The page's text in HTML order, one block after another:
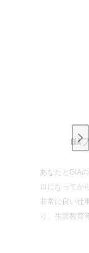
GIA
あなたとGIA
ロになってか
非常に良い仕
り、生涯教育